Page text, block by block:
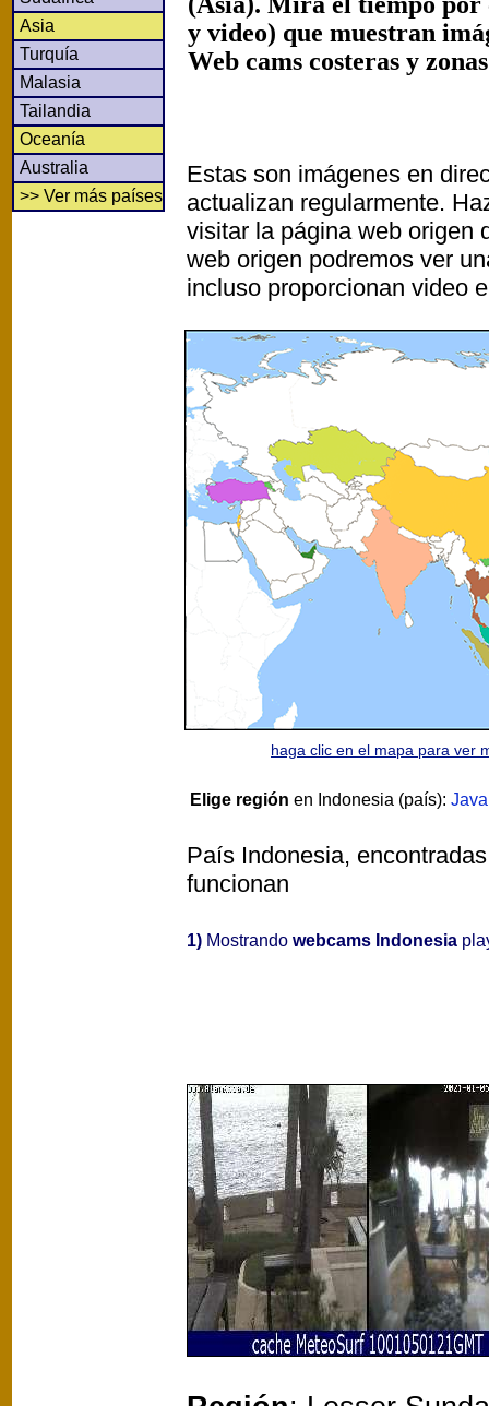
Asia
Turquía
Malasia
Tailandia
Oceanía
Australia
>> Ver más países
y video) que muestran
Web cams costeras y
Estas son imágenes en
actualizan regularmente.
visitar la página web origen
web origen podremos ver
incluso proporcionan video
haga clic en el mapa para ver
Elige región en Indonesia (país): Java
País Indonesia,
funcionan
1) Mostrando webcams Indonesia